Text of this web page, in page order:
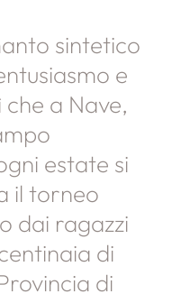
sintetico
e
a Nave,
estate si
il torneo
dai ragazzi
di
di